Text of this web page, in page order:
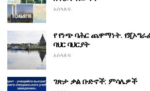
አሰላለፍ
የ የነጭ ባሕር ጨዋማነት.
ባህር ባህርያት
አሰላለፍ
ገጽታ ቃል ቡድኖች: ምሳሌዎች